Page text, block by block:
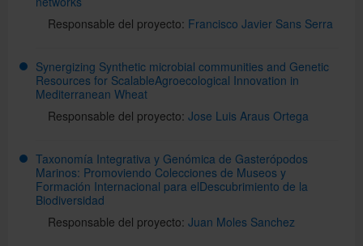
Responsable del proyecto: Francisco Javier Sans Serra
Synergizing Synthetic microbial communities and Genetic
Resources for ScalableAgroecological Innovation in
Mediterranean Wheat
Responsable del proyecto: Jose Luis Araus Ortega
Taxonomía Integrativa y Genómica de Gasterópodos
Marinos: Promoviendo Colecciones de Museos y
Formación Internacional para elDescubrimiento de la
Biodiversidad
Responsable del proyecto: Juan Moles Sanchez